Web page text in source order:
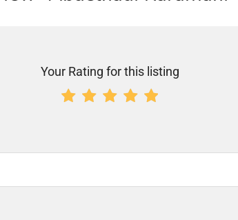
Your Rating for this listing